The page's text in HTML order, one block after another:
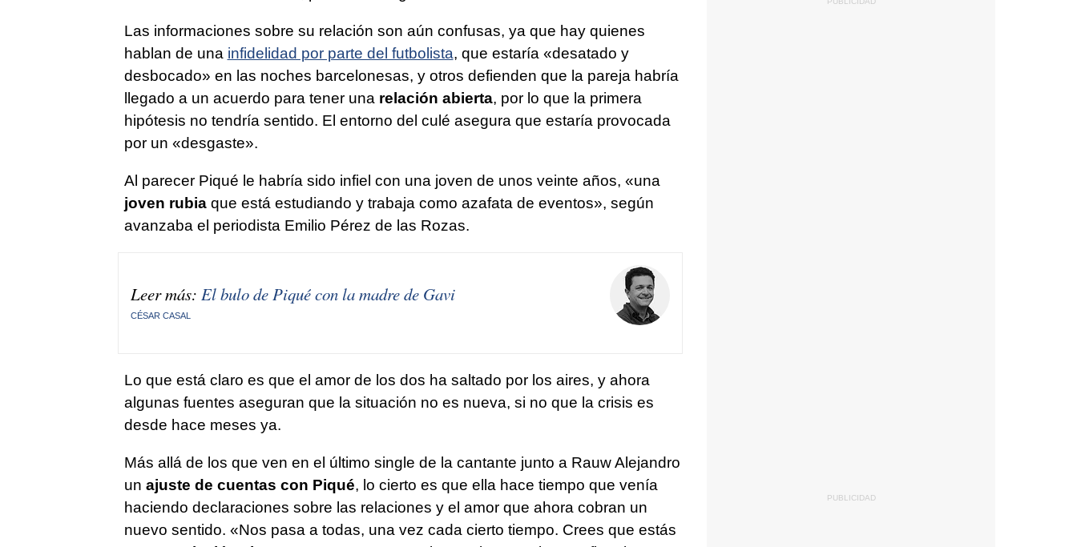
Las informaciones sobre su relación son aún confusas, ya que hay quienes
hablan de una infidelidad por parte del futbolista, que estaría «desatado y
desbocado» en las noches barcelonesas, y otros defienden que la pareja habría
llegado a un acuerdo para tener una relación abierta, por lo que la primera
hipótesis no tendría sentido. El entorno del culé asegura que estaría provocada
por un «desgaste».
Al parecer Piqué le habría sido infiel con una joven de unos veinte años, «una
joven rubiaque está estudiando y trabaja como azafata de eventos», según
avanzaba el periodista Emilio Pérez de las Rozas.
Leer más: El bulo de Piqué con la madre de Gavi
CÉSAR CASAL
Lo que está claro es que el amor de los dos ha saltado por los aires, y ahora
algunas fuentes aseguran que la situación no es nueva, si no que la crisis es
desde hace meses ya.
Más allá de los que ven en el último single de la cantante junto a Rauw Alejandro
un ajuste de cuentas con Piqué, lo cierto es que ella hace tiempo que venía
haciendo declaraciones sobre las relaciones y el amor que ahora cobran un
nuevo sentido. «Nos pasa a todas, una vez cada cierto tiempo. Crees que estás